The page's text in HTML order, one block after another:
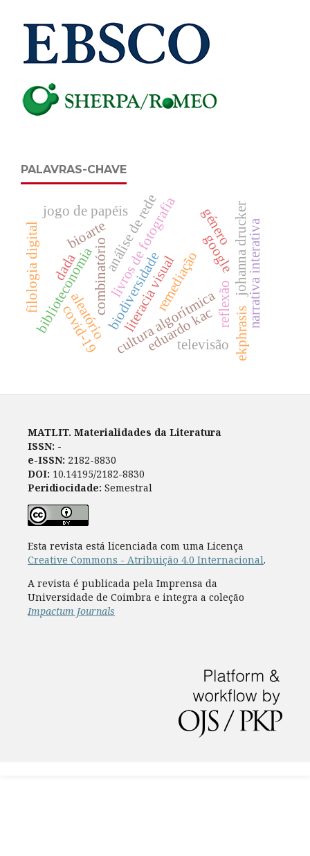
PALAVRAS-CHAVE
biodiversidade
bioarte
combinatório remediaçãogoogle
cultura algorítmica
livros de fotografia
literacia visual
biblioteconomia johanna drucker
eduardo kac
aleatório
análise de rede narrativa interativa
reflexão
jogo de papéis género
dada
covid-19 ekphrasis
filologia digital
televisão
MATLIT. Materialidades da Literatura
ISSN: -
e-ISSN: 2182-8830
DOI: 10.14195/2182-8830
Peridiocidade: Semestral
Esta revista está licenciada com uma Licença
Creative Commons - Atribuição 4.0 Internacional.
A revista é publicada pela Imprensa da
Universidade de Coimbra e integra a coleção
Impactum Journals